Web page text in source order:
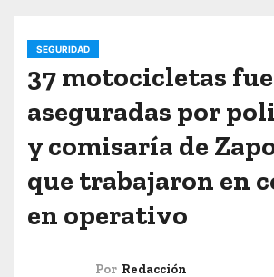
SEGURIDAD
37 motocicletas
aseguradas por
y comisaría de
que trabajaron en
en operativo
Por Redacción